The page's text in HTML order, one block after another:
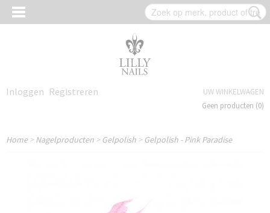
Inloggen Registreren
UW WINKELWAGEN
Geen producten (0)
Home>Nagelproducten > Gelpolish > Gelpolish - Pink Paradise